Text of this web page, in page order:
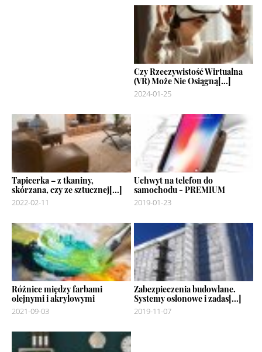
Czy Rzeczywistość Wirtualna
(VR) Może Nie Osiągną[...]
2024-01-25
Tapicerka – z tkaniny,
skórzana, czy ze sztucznej[...]
2022-02-11
Uchwyt na telefon do
samochodu - PREMIUM
2019-01-23
Różnice między farbami
olejnymi i akrylowymi
2021-09-03
Zabezpieczenia budowlane.
Systemy osłonowe i zadas[...]
2019-11-07